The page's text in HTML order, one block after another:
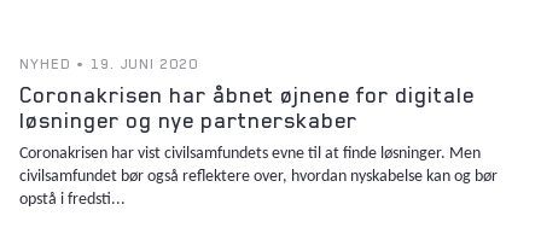
NYHED • 19. JUNI 2020
Coronakrisen har åbnet øjnene for digitale
løsninger og nye partnerskaber
Coronakrisen har vist civilsamfundets evne til at finde løsninger. Men
civilsamfundet bør også reflektere over, hvordan nyskabelse kan og bør
opstå i fredsti...